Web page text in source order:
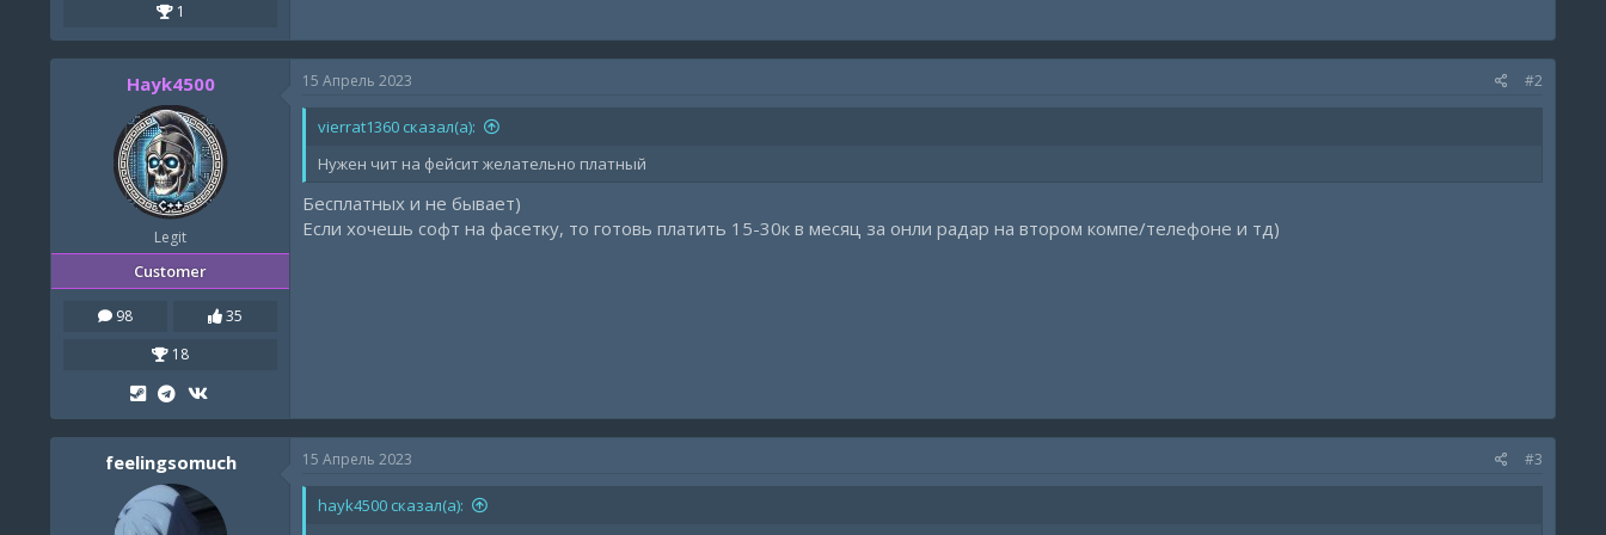
1
Hayk4500
Legit
Customer
98
35
18
15 Апрель 2023 #2
vierrat1360 сказал(а):
Нужен чит на фейсит желательно платный
Бесплатных и не бывает)
Если хочешь софт на фасетку, то готовь платить 15-30к в месяц за онли радар на втором компе/телефоне и тд)
feelingsomuch 15 Апрель 2023 #3
hayk4500 сказал(а):